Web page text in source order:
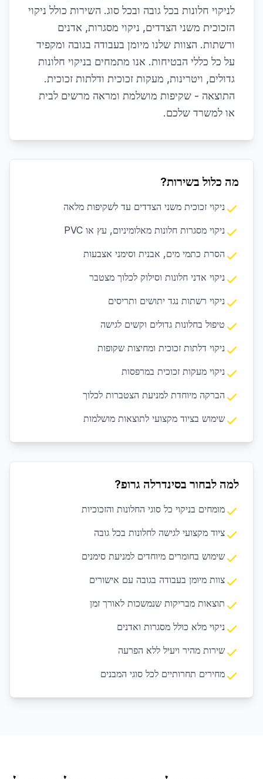
לניקוי חלונות בכל גובה ובכל סוג. השירות כולל ניקוי
הזכוכית משני הצדדים, ניקוי מסגרות, אדנים
ורשתות. הצוות שלנו מיומן בעבודה בגובה ומקפיד
על כל כללי הבטיחות. אנו מתמחים בניקוי חלונות
גדולים, ויטרינות, מעקות זכוכית ודלתות זכוכית.
התוצאה - שקיפות מושלמת ומראה מרשים לבית
או למשרד שלכם.
מה כלול בשירות?
ניקוי זכוכית משני הצדדים עד לשקיפות מלאה
ניקוי מסגרות חלונות מאלומיניום, עץ או PVC
הסרת כתמי מים, אבנית וסימני אצבעות
ניקוי אדני חלונות וסילוק לכלוך מצטבר
ניקוי רשתות נגד יתושים ותריסים
טיפול בחלונות גדולים וקשים לגישה
ניקוי דלתות זכוכית ומחיצות שקופות
ניקוי מעקות זכוכית במרפסות
הברקה מיוחדת למניעת הצטברות לכלוך
שימוש בציוד מקצועי לתוצאות מושלמות
למה לבחור בסינדרלה גרופ?
מומחים בניקוי כל סוגי החלונות והזכוכיות
ציוד מקצועי לגישה לחלונות בכל גובה
שימוש בחומרים מיוחדים למניעת סימנים
צוות מיומן בעבודה בגובה עם אישורים
תוצאות מבריקות שנמשכות לאורך זמן
ניקוי מלא כולל מסגרות ואדנים
שירות מהיר ויעיל ללא הפרעה
מחירים תחרותיים לכל סוגי המבנים